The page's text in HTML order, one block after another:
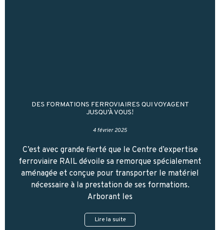
DES FORMATIONS FERROVIAIRES QUI VOYAGENT
JUSQU’À VOUS!
4 février 2025
C’est avec grande fierté que le Centre d’expertise
ferroviaire RAIL dévoile sa remorque spécialement
aménagée et conçue pour transporter le matériel
nécessaire à la prestation de ses formations.
Arborant les
Lire la suite